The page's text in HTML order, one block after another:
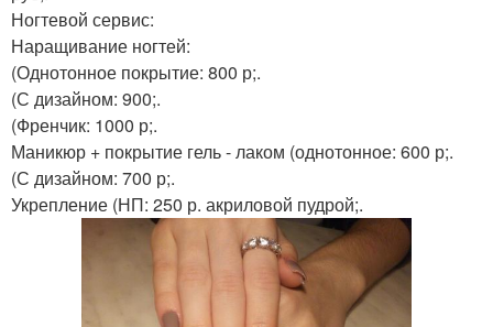
Ногтевой сервис:
Наращивание ногтей:
(Однотонное покрытие: 800 р;.
(С дизайном: 900;.
(Френчик: 1000 р;.
Маникюр + покрытие гель - лаком (однотонное: 600 р;.
(С дизайном: 700 р;.
Укрепление (НП: 250 р. акриловой пудрой;.